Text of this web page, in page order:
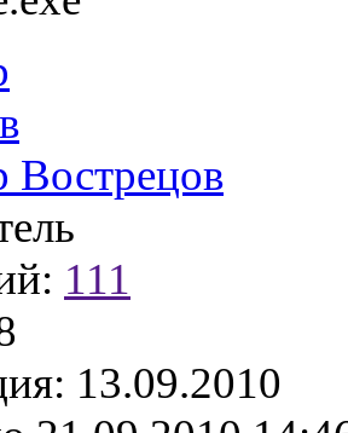
Вострецов
111
13.09.2010